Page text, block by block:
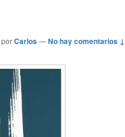
porCarlos—No hay comentarios ↓